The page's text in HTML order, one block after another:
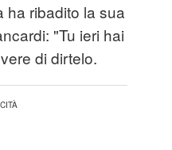
ha ribadito la sua
"Tu ieri hai
di dirtelo.